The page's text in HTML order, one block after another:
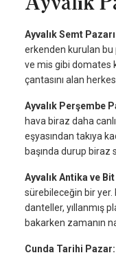
Ayvalık Semt
erkenden kurulan bu
ve mis gibi domates
çantasını alan
Ayvalık Perşembe
hava biraz daha
eşyasından takıya
başında durup biraz
Ayvalık Antika ve Bit
sürebileceğin bir yer.
danteller, yıllanmış
bakarken zamanın
Cunda Tarihi Pazar: